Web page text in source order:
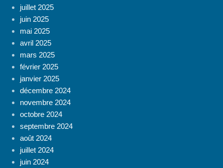
juillet 2025
juin 2025
mai 2025
avril 2025
mars 2025
février 2025
janvier 2025
décembre 2024
novembre 2024
octobre 2024
septembre 2024
août 2024
juillet 2024
juin 2024